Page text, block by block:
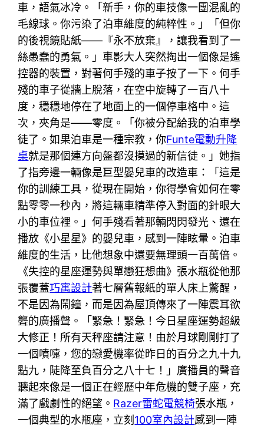
車，語氣冰冷。「新手，你的車技像一團混亂的
毛線球。你污染了泊車維度的純粹性。」「但你
的後視鏡貼紙——『永不放棄』，讓我看到了一
絲愚蠢的勇氣。」車影大人突然掏出一個像是遙
控器的裝置，對著何手殘的車子按了一下。何手
殘的車子從牆上脫落，在空中旋轉了一百八十
度，穩穩地停在了地面上的一個停車格中。這
次，夾角是——零度。「你被分配給我的泊車學
徒了。如果泊車是一種宗教，你Funte電動升降
桌就是那個連方向盤都沒摸過的新信徒。」她指
了指旁邊一輛像是巨型嬰兒車的改造車：「這是
你的訓練工具，從現在開始，你得學會如何在零
點零零一秒內，將這輛車精準停入對面的針眼大
小的車位裡。」何手殘看著那輛閃閃發光、還在
播放《小星星》的嬰兒車，感到一陣眩暈。泊車
維度的生活，比他想象中還要無理頭一百萬倍。
《失控的星座運勢與單戀狂想曲》張水瓶從他那
張覆蓋巧寓設計著七層舊報紙的單人床上驚醒，
不是因為鬧鐘，而是因為屋頂傳來了一陣震耳欲
聾的廣播聲。「緊急！緊急！今日星座運勢超級
大修正！所有天秤座請注意！由於月球剛剛打了
一個噴嚏，您的戀愛機率從昨日的百分之九十九
點九，陡降至負百分之八十七！」廣播員的聲音
聽起來像是一個正在經歷中年危機的雙子座，充
滿了戲劇性的絕望。 Razer雷蛇電競椅張水瓶，
一個典型的水瓶座，立刻 100室內設計感到一陣